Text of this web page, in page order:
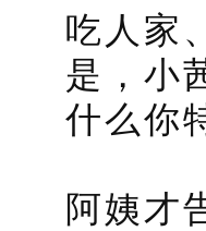
吃人家
是，小
什么你
阿姨才